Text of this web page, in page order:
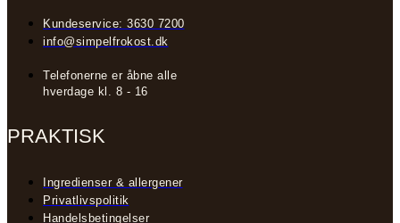
Kundeservice: 3630 7200
info@simpelfrokost.dk
Telefonerne er åbne alle
hverdage kl. 8 - 16
PRAKTISK
Ingredienser & allergener
Privatlivspolitik
Handelsbetingelser